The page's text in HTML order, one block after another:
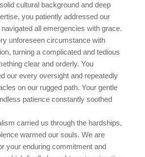
cultural background and deep
you patiently addressed our
all emergencies with grace.
unforeseen circumstance with
turning a complicated and tedious
clear and orderly. You
our every oversight and repeatedly
on our rugged path. Your gentle
patience constantly soothed
carried us through the hardships,
warmed our souls. We are
your enduring commitment and